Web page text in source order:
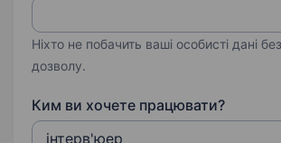
Ніхто не побачить ваші особисті дані
дозволу.
Ким ви хочете працювати?